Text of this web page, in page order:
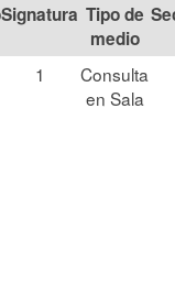
Signatura Tipo de
medio
1
Consulta
en Sala